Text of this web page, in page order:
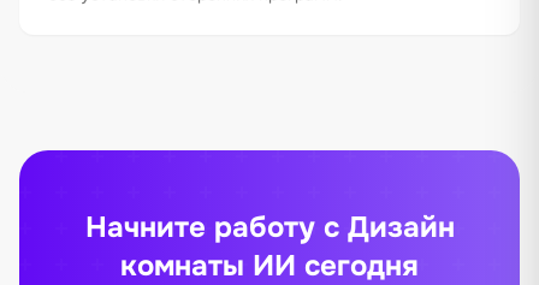
Начните работу с Дизайн
комнаты ИИ сегодня